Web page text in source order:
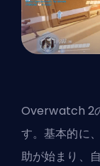
Overwatch 2
す。基本的に
助が始まり、